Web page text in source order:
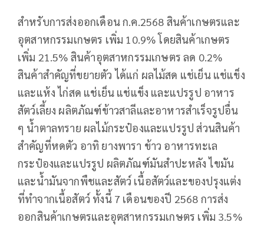
สำหรับการส่งออกเดือน ก.ค.2568 สินค้าเกษตรและ
อุตสาหกรรมเกษตร เพิ่ม 10.9% โดยสินค้าเกษตร
เพิ่ม 21.5% สินค้าอุตสาหกรรมเกษตร ลด 0.2%
สินค้าสำคัญที่ขยายตัว ได้แก่ ผลไม้สด แช่เย็น แช่แข็ง
และแห้ง ไก่สด แช่เย็น แช่แข็ง และแปรรูป อาหาร
สัตว์เลี้ยง ผลิตภัณฑ์ข้าวสาลีและอาหารสำเร็จรูปอื่น
ๆ น้ำตาลทราย ผลไม้กระป๋องและแปรรูป ส่วนสินค้า
สำคัญที่หดตัว อาทิ ยางพารา ข้าว อาหารทะเล
กระป๋องและแปรรูป ผลิตภัณฑ์มันสำปะหลัง ไขมัน
และน้ำมันจากพืชและสัตว์ เนื้อสัตว์และของปรุงแต่ง
ที่ทำจากเนื้อสัตว์ ทั้งนี้ 7 เดือนของปี 2568 การส่ง
ออกสินค้าเกษตรและอุตสาหกรรมเกษตร เพิ่ม 3.5%